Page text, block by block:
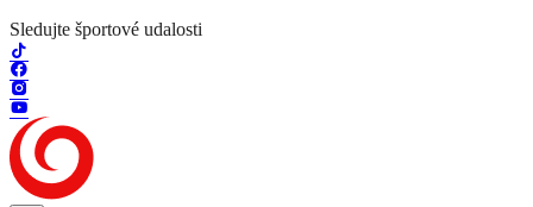
Sledujte športové udalosti